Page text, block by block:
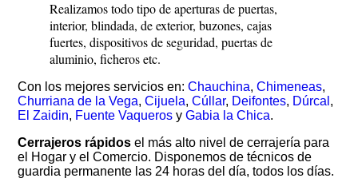
Realizamos todo tipo de aperturas de puertas,
interior, blindada, de exterior, buzones, cajas
fuertes, dispositivos de seguridad, puertas de
aluminio, ficheros etc.
Con los mejores servicios en:Chauchina,Chimeneas,
Churriana de la Vega,Cijuela,Cúllar, Deifontes, Dúrcal ,
El Zaidin, Fuente Vaqueros yGabia la Chica.
Cerrajeros rápidos el más alto nivel de cerrajería para
el Hogar y el Comercio. Disponemos de técnicos de
guardia permanente las 24 horas del día, todos los días.